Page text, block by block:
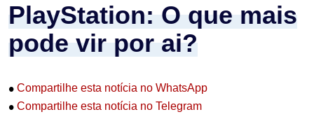
PlayStation: O que mais
pode vir por ai?
• Compartilhe esta notícia no WhatsApp
• Compartilhe esta notícia no Telegram